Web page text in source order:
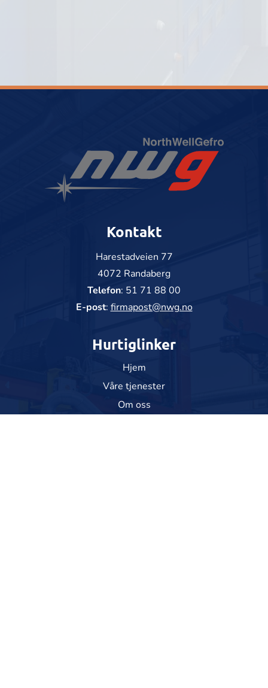
Kontakt
Harestadveien 77
4072 Randaberg
Telefon: 51 71 88 00
E-post:firmapost@nwg.no
Hurtiglinker
Hjem
Våre tjenester
Om oss